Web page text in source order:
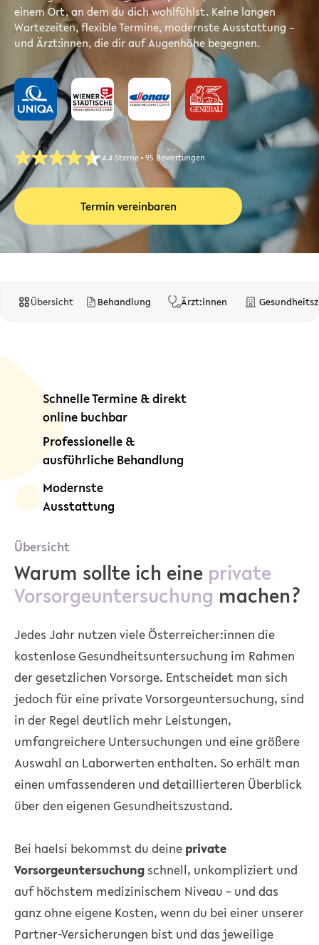
einem Ort, an dem du dich wohlfühlst. Keine langen
Wartezeiten, flexible Termine, modernste Ausstattung –
und Ärzt:innen, die dir auf Augenhöhe begegnen.
4.4 Sterne • 95 Bewertungen
Termin vereinbaren
Übersicht Behandlung Ärzt:innen
Schnelle Termine & direkt
online buchbar
Professionelle &
ausführliche Behandlung
Modernste
Ausstattung
Übersicht
Warum sollte ich eine private
Vorsorgeuntersuchung machen?
Jedes Jahr nutzen viele Österreicher:innen die
kostenlose Gesundheitsuntersuchung im Rahmen
der gesetzlichen Vorsorge. Entscheidet man sich
jedoch für eine private Vorsorgeuntersuchung, sind
in der Regel deutlich mehr Leistungen,
umfangreichere Untersuchungen und eine größere
Auswahl an Laborwerten enthalten. So erhält man
einen umfassenderen und detaillierteren Überblick
über den eigenen Gesundheitszustand.
Bei haelsi bekommst du deine private
Vorsorgeuntersuchung schnell, unkompliziert und
auf höchstem medizinischem Niveau – und das
ganz ohne eigene Kosten, wenn du bei einer unserer
Partner-Versicherungen bist und das jeweilige